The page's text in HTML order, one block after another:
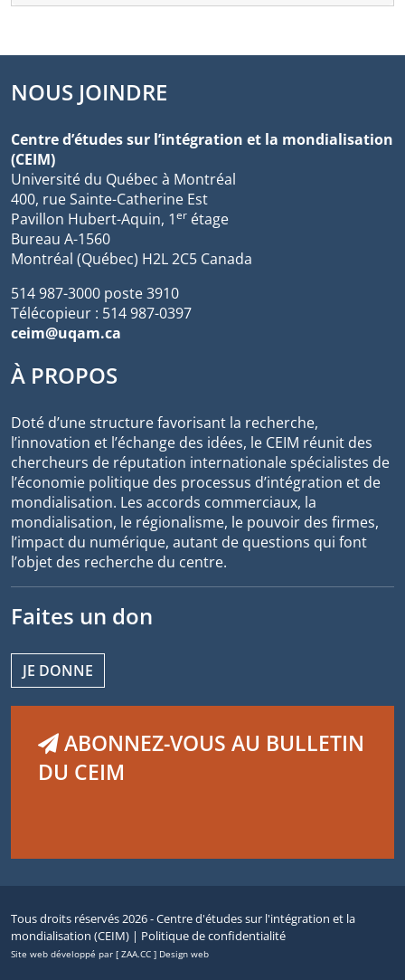
NOUS JOINDRE
Centre d’études sur l’intégration et la mondialisation
(CEIM)
Université du Québec à Montréal
400, rue Sainte-Catherine Est
Pavillon Hubert-Aquin, 1er étage
Bureau A-1560
Montréal (Québec) H2L 2C5 Canada
514 987-3000 poste 3910
Télécopieur : 514 987-0397
ceim@uqam.ca
À PROPOS
Doté d’une structure favorisant la recherche,
l’innovation et l’échange des idées, le CEIM réunit des
chercheurs de réputation internationale spécialistes de
l’économie politique des processus d’intégration et de
mondialisation. Les accords commerciaux, la
mondialisation, le régionalisme, le pouvoir des firmes,
l’impact du numérique, autant de questions qui font
l’objet des recherche du centre.
Faites un don
JE DONNE
ABONNEZ-VOUS AU BULLETIN
DU CEIM
Tous droits réservés 2026 - Centre d'études sur l'intégration et la
mondialisation (CEIM) | Politique de confidentialité
Site web développé par [ ZAA.CC ] Design web